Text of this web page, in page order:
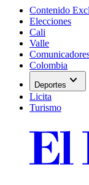
Contenido
Elecciones
Cali
Valle
Colombia
Deportes expand_more
Licita
Turismo